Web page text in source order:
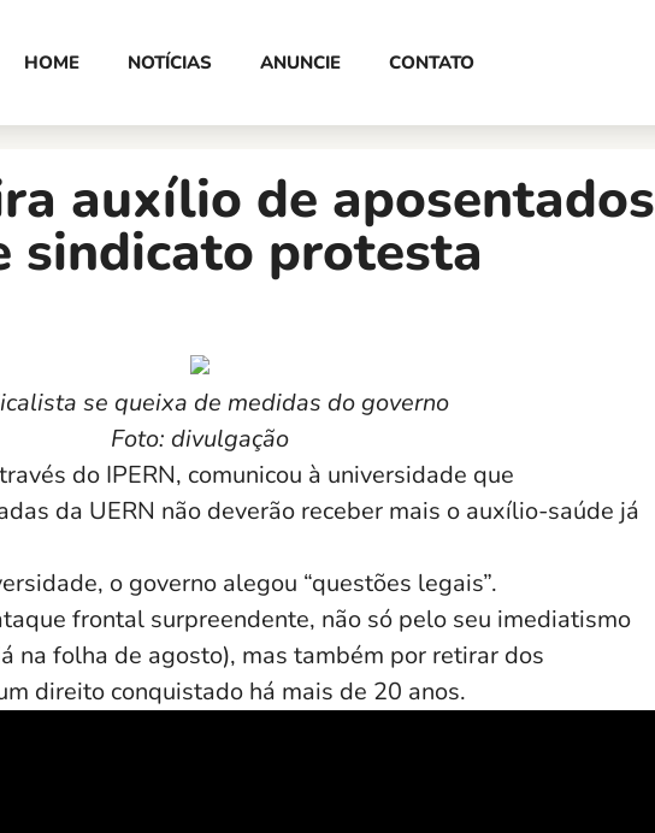
HOME NOTÍCIAS ANUNCIE CONTATO
auxílio de aposentados
sindicato protesta
se queixa de medidas do governo
Foto: divulgação
do IPERN, comunicou à universidade que
da UERN não deverão receber mais o auxílio-saúde já
o governo alegou “questões legais”.
frontal surpreendente, não só pelo seu imediatismo
na folha de agosto), mas também por retirar dos
direito conquistado há mais de 20 anos.